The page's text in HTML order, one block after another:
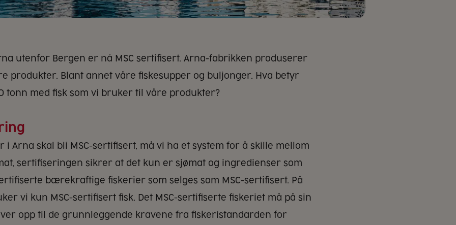
utenfor Bergen er nå MSC sertifisert. Arna-fabrikken produserer
produkter. Blant annet våre fiskesupper og buljonger. Hva betyr
tonn med fisk som vi bruker til våre produkter?
i Arna skal bli MSC-sertifisert, må vi ha et system for å skille mellom
sertifiseringen sikrer at det kun er sjømat og ingredienser som
bærekraftige fiskerier som selges som MSC-sertifisert. På
vi kun MSC-sertifisert fisk. Det MSC-sertifiserte fiskeriet må på sin
opp til de grunnleggende kravene fra fiskeristandarden for